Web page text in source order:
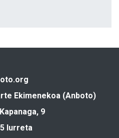
Ekimenekoa (Anboto)
9
Iurreta